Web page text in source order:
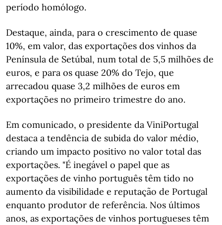
período homólogo.
Destaque, ainda, para o crescimento de quase
10%, em valor, das exportações dos vinhos da
Península de Setúbal, num total de 5,5 milhões de
euros, e para os quase 20% do Tejo, que
arrecadou quase 3,2 milhões de euros em
exportações no primeiro trimestre do ano.
Em comunicado, o presidente da ViniPortugal
destaca a tendência de subida do valor médio,
criando um impacto positivo no valor total das
exportações. "É inegável o papel que as
exportações de vinho português têm tido no
aumento da visibilidade e reputação de Portugal
enquanto produtor de referência. Nos últimos
anos, as exportações de vinhos portugueses têm